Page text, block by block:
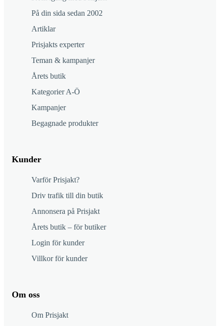
På din sida sedan 2002
Artiklar
Prisjakts experter
Teman & kampanjer
Årets butik
Kategorier A-Ö
Kampanjer
Begagnade produkter
Kunder
Varför Prisjakt?
Driv trafik till din butik
Annonsera på Prisjakt
Årets butik – för butiker
Login för kunder
Villkor för kunder
Om oss
Om Prisjakt